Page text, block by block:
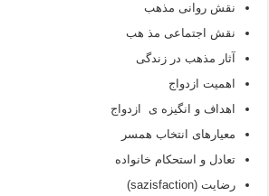
نقش روانی مذهب
نقش اجتماعی مذ هب
آثار مذهب در زندگی
اهمیت ازدواج
اهداف و انگیزه ی ازدواج
معیارهای انتخاب همسر
تعادل و استحکام خانواده
رضایت (sazisfaction)